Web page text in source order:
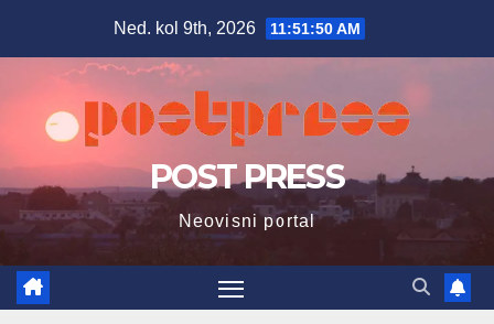
Ned. kol 9th, 2026 11:51:51 AM
POST PRESS
Neovisni portal